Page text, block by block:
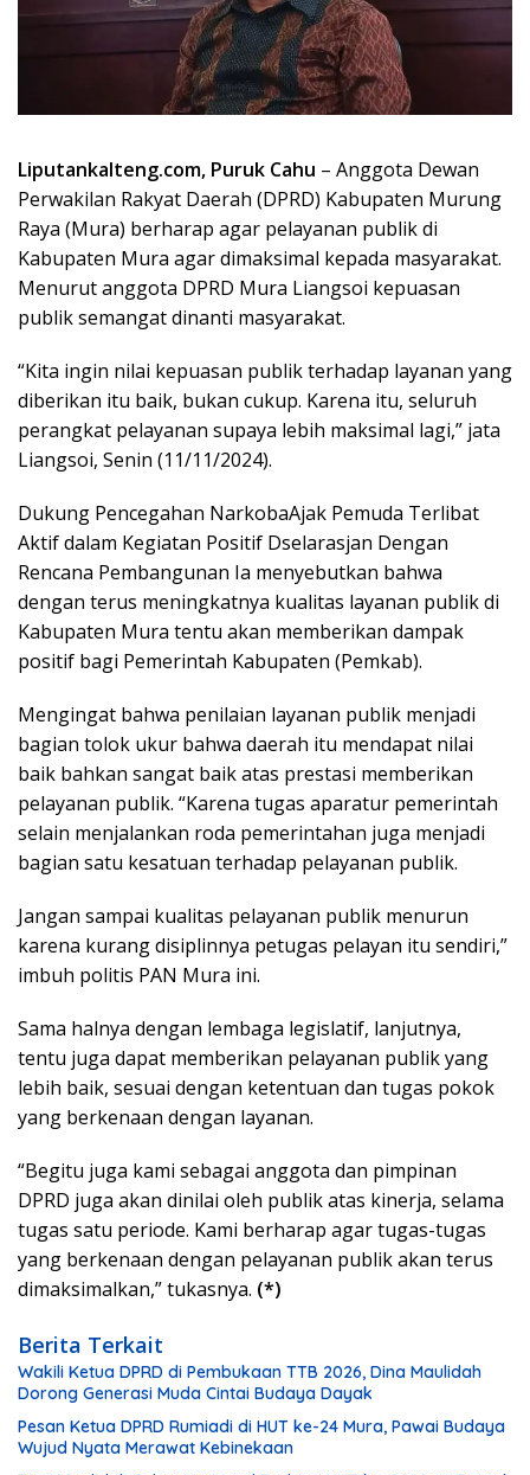
Liputankalteng.com, Puruk Cahu – Anggota Dewan
Perwakilan Rakyat Daerah (DPRD) Kabupaten Murung
Raya (Mura) berharap agar pelayanan publik di
Kabupaten Mura agar dimaksimal kepada masyarakat.
Menurut anggota DPRD Mura Liangsoi kepuasan
publik semangat dinanti masyarakat.
“Kita ingin nilai kepuasan publik terhadap layanan yang
diberikan itu baik, bukan cukup. Karena itu, seluruh
perangkat pelayanan supaya lebih maksimal lagi,” jata
Liangsoi, Senin (11/11/2024).
Dukung Pencegahan NarkobaAjak Pemuda Terlibat
Aktif dalam Kegiatan Positif Dselarasjan Dengan
Rencana Pembangunan Ia menyebutkan bahwa
dengan terus meningkatnya kualitas layanan publik di
Kabupaten Mura tentu akan memberikan dampak
positif bagi Pemerintah Kabupaten (Pemkab).
Mengingat bahwa penilaian layanan publik menjadi
bagian tolok ukur bahwa daerah itu mendapat nilai
baik bahkan sangat baik atas prestasi memberikan
pelayanan publik. “Karena tugas aparatur pemerintah
selain menjalankan roda pemerintahan juga menjadi
bagian satu kesatuan terhadap pelayanan publik.
Jangan sampai kualitas pelayanan publik menurun
karena kurang disiplinnya petugas pelayan itu sendiri,”
imbuh politis PAN Mura ini.
Sama halnya dengan lembaga legislatif, lanjutnya,
tentu juga dapat memberikan pelayanan publik yang
lebih baik, sesuai dengan ketentuan dan tugas pokok
yang berkenaan dengan layanan.
“Begitu juga kami sebagai anggota dan pimpinan
DPRD juga akan dinilai oleh publik atas kinerja, selama
tugas satu periode. Kami berharap agar tugas-tugas
yang berkenaan dengan pelayanan publik akan terus
dimaksimalkan,” tukasnya. (*)
Berita Terkait
Wakili Ketua DPRD di Pembukaan TTB 2026, Dina Maulidah
Dorong Generasi Muda Cintai Budaya Dayak
Pesan Ketua DPRD Rumiadi di HUT ke-24 Mura, Pawai Budaya
Wujud Nyata Merawat Kebinekaan